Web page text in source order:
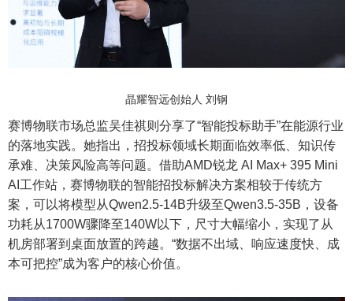
晶耀智远创始人 刘钢
赛博物联市场总监吴佳祺则分享了“智能投标助手”在能源行业
的落地实践。她指出，招投标领域长期面临效率低、知识传
承难、决策风险高等问题。借助AMD锐龙 AI Max+ 395 Mini
AI工作站，赛博物联的智能招投标解决方案相较于传统方
案，可以将模型从Qwen2.5-14B升级至Qwen3.5-35B，设备
功耗从1700W骤降至140W以下，尺寸大幅缩小，实现了从
机房部署到桌面放置的跨越。“数据不出域、响应速度快、成
本可把控”成为客户的核心价值。